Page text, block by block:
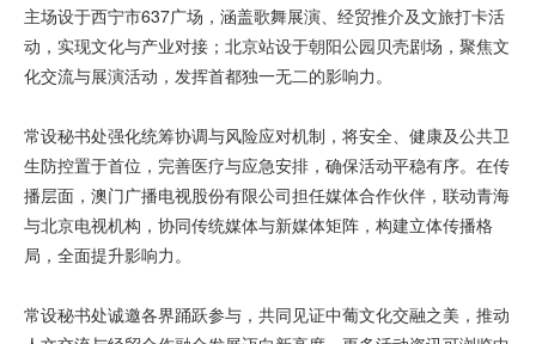
主场设于西宁市637广场，涵盖歌舞展演、经贸推介及文旅打卡活
动，实现文化与产业对接；北京站设于朝阳公园贝壳剧场，聚焦文
化交流与展演活动，发挥首都独一无二的影响力。
常设秘书处强化统筹协调与风险应对机制，将安全、健康及公共卫
生防控置于首位，完善医疗与应急安排，确保活动平稳有序。在传
播层面，澳门广播电视股份有限公司担任媒体合作伙伴，联动青海
与北京电视机构，协同传统媒体与新媒体矩阵，构建立体传播格
局，全面提升影响力。
常设秘书处诚邀各界踊跃参与，共同见证中葡文化交融之美，推动